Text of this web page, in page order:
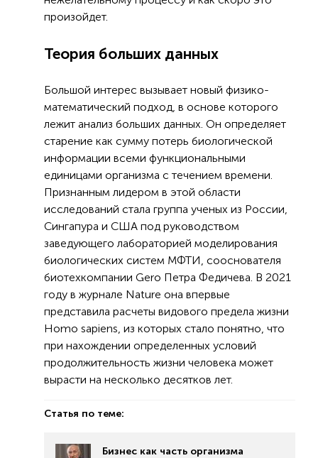
произойдет.
Теория больших данных
Большой интерес вызывает новый физико-
математический подход, в основе которого
лежит анализ больших данных. Он определяет
старение как сумму потерь биологической
информации всеми функциональными
единицами организма с течением времени.
Признанным лидером в этой области
исследований стала группа ученых из России,
Сингапура и США под руководством
заведующего лабораторией моделирования
биологических систем МФТИ, сооснователя
биотехкомпании Gero Петра Федичева. В 2021
году в журнале Nature она впервые
представила расчеты видового предела жизни
Homo sapiens, из которых стало понятно, что
при нахождении определенных условий
продолжительность жизни человека может
вырасти на несколько десятков лет.
Статья по теме:
Бизнес как часть организма